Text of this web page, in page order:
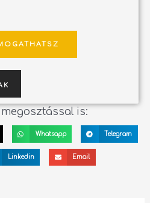
is:
Whatsapp Telegram
Linkedin Email